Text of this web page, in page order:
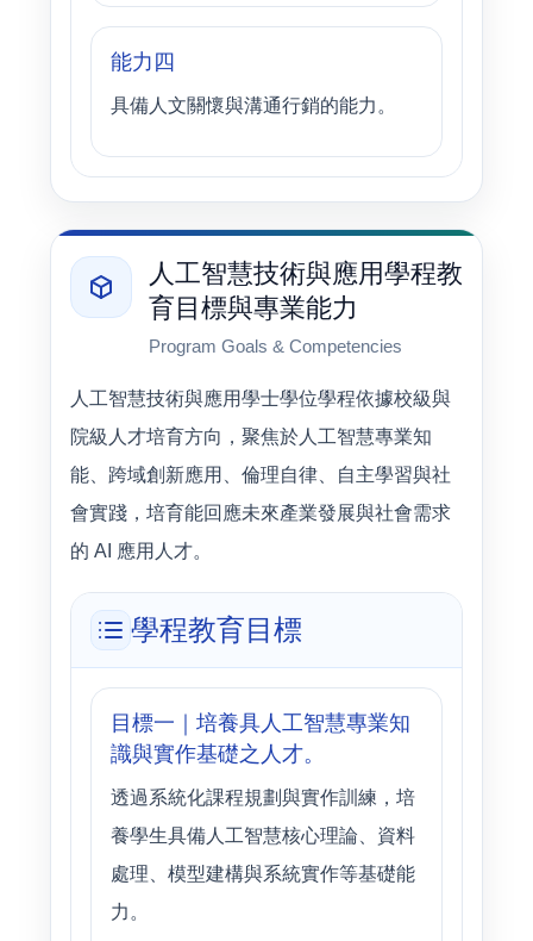
能力四
具備人文關懷與溝通行銷的能力。
人工智慧技術與應用學程教
育目標與專業能力
Program Goals & Competencies
人工智慧技術與應用學士學位學程依據校級與
院級人才培育方向，聚焦於人工智慧專業知
能、跨域創新應用、倫理自律、自主學習與社
會實踐，培育能回應未來產業發展與社會需求
的 AI 應用人才。
學程教育目標
目標一｜培養具人工智慧專業知
識與實作基礎之人才。
透過系統化課程規劃與實作訓練，培
養學生具備人工智慧核心理論、資料
處理、模型建構與系統實作等基礎能
力。